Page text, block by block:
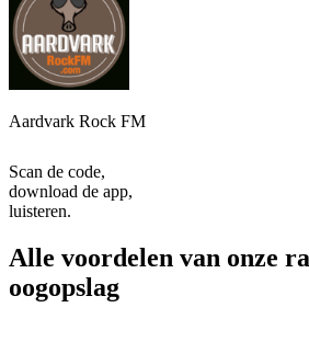
Aardvark Rock FM
Scan de code,
download de app,
luisteren.
Alle voordelen van onze
oogopslag